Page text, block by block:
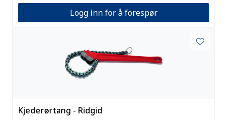
Logg inn for å forespør
Kjederørtang - Ridgid